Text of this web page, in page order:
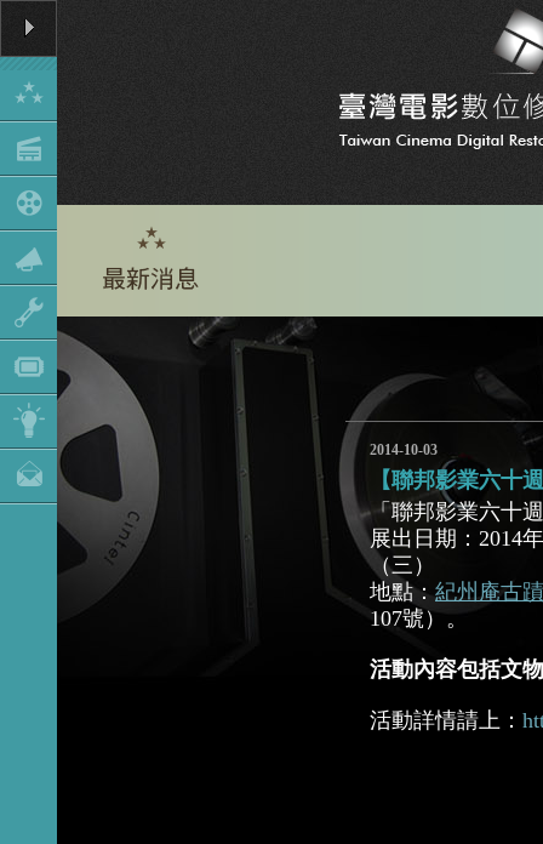
2014-10-03
【聯邦影業六十
「聯邦影業六十
展出日期：2014
（三）
地點：紀州庵古
107號）。
活動內容包括文
活動詳情請上：